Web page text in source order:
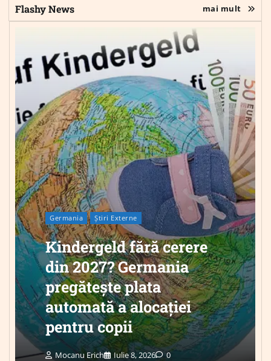
Flashy News mai mult
Germania Știri Externe
Kindergeld fără cerere
din 2027? Germania
pregătește plata
automată a alocației
pentru copii
Mocanu Erich Iulie 8, 2026 0